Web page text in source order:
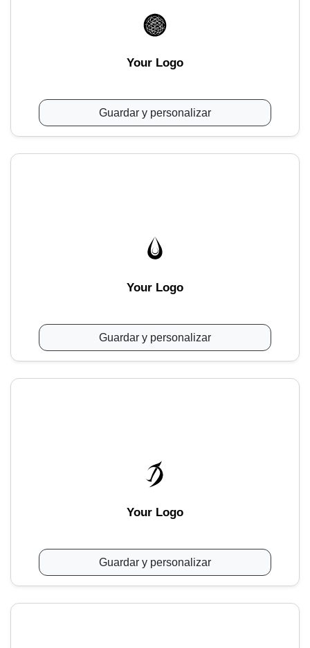
Your Logo
Guardar y personalizar
Your Logo
Guardar y personalizar
Your Logo
Guardar y personalizar